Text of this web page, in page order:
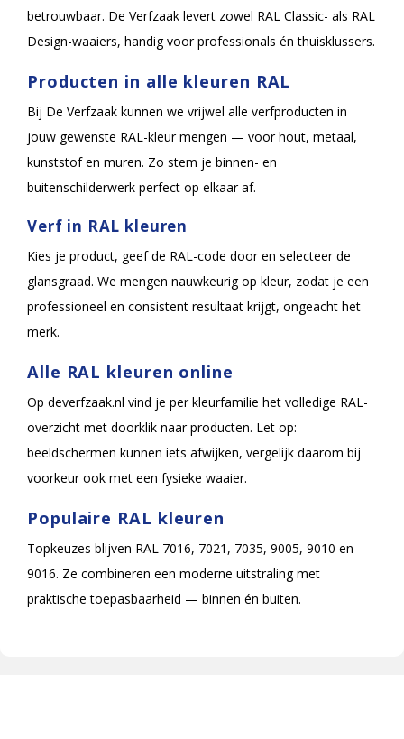
betrouwbaar. De Verfzaak levert zowel RAL Classic- als RAL
Design-waaiers, handig voor professionals én thuisklussers.
Producten in alle kleuren RAL
Bij De Verfzaak kunnen we vrijwel alle verfproducten in
jouw gewenste RAL-kleur mengen — voor hout, metaal,
kunststof en muren. Zo stem je binnen- en
buitenschilderwerk perfect op elkaar af.
Verf in RAL kleuren
Kies je product, geef de RAL-code door en selecteer de
glansgraad. We mengen nauwkeurig op kleur, zodat je een
professioneel en consistent resultaat krijgt, ongeacht het
merk.
Alle RAL kleuren online
Op deverfzaak.nl vind je per kleurfamilie het volledige RAL-
overzicht met doorklik naar producten. Let op:
beeldschermen kunnen iets afwijken, vergelijk daarom bij
voorkeur ook met een fysieke waaier.
Populaire RAL kleuren
Topkeuzes blijven RAL 7016, 7021, 7035, 9005, 9010 en
9016. Ze combineren een moderne uitstraling met
praktische toepasbaarheid — binnen én buiten.